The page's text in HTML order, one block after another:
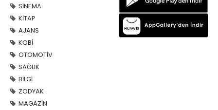
SİNEMA
KİTAP
AJANS
KOBİ
OTOMOTİV
SAĞLIK
BİLGİ
ZODYAK
MAGAZİN